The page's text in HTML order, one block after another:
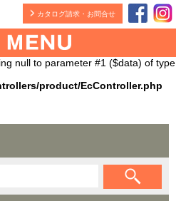
null to parameter #1 ($data) of type
product/EcController.php
カタログ請求・お問合せ